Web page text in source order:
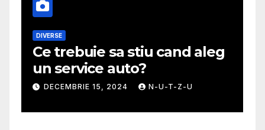
DIVERSE
Ce trebuie sa stiu cand aleg
un service auto?
DECEMBRIE 15, 2024 N-U-T-Z-U